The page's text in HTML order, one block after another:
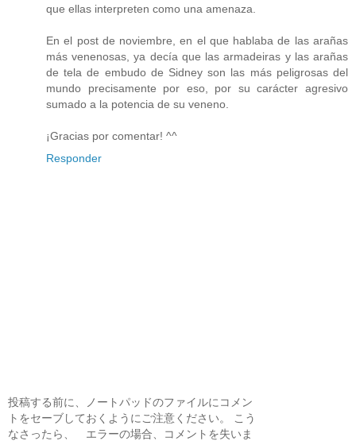
que ellas interpreten como una amenaza.
En el post de noviembre, en el que hablaba de las arañas
más venenosas, ya decía que las armadeiras y las arañas
de tela de embudo de Sidney son las más peligrosas del
mundo precisamente por eso, por su carácter agresivo
sumado a la potencia de su veneno.
¡Gracias por comentar! ^^
Responder
投稿する前に、ノートパッドのファイルにコメン
トをセーブしておくようにご注意ください。 こう
なさったら、 エラーの場合、コメントを失いま